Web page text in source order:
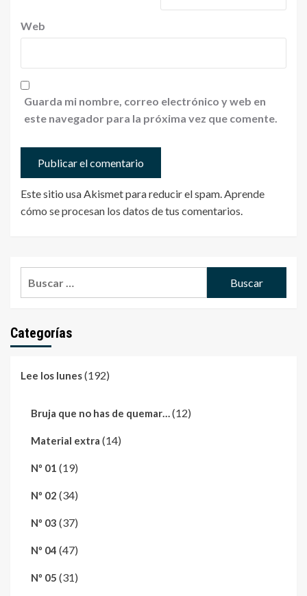
Web
Guarda mi nombre, correo electrónico y web en
este navegador para la próxima vez que comente.
Este sitio usa Akismet para reducir el spam.Aprende
cómo se procesan los datos de tus comentarios.
Categorías
Lee los lunes(192)
Bruja que no has de quemar…(12)
Material extra (14)
Nº 01 (19)
Nº 02 (34)
Nº 03 (37)
Nº 04 (47)
Nº 05 (31)